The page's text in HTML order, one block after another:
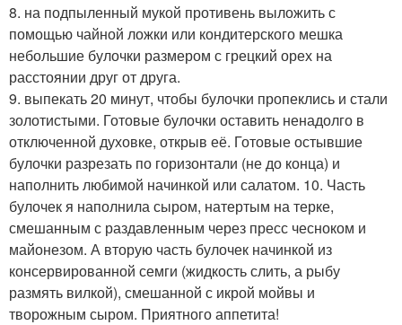
8. на подпыленный мукой противень выложить с
помощью чайной ложки или кондитерского мешка
небольшие булочки размером с грецкий орех на
расстоянии друг от друга.
9. выпекать 20 минут, чтобы булочки пропеклись и стали
золотистыми. Готовые булочки оставить ненадолго в
отключенной духовке, открыв её. Готовые остывшие
булочки разрезать по горизонтали (не до конца) и
наполнить любимой начинкой или салатом. 10. Часть
булочек я наполнила сыром, натертым на терке,
смешанным с раздавленным через пресс чесноком и
майонезом. А вторую часть булочек начинкой из
консервированной семги (жидкость слить, а рыбу
размять вилкой), смешанной с икрой мойвы и
творожным сыром. Приятного аппетита!